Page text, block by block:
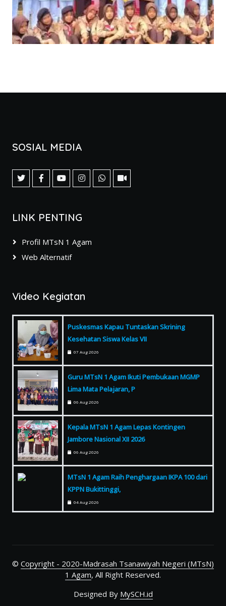
SOSIAL MEDIA
LINK PENTING
Profil MTsN 1 Agam
Web Alternatif
Video Kegiatan
Puskesmas Kapau Tuntaskan Skrining
Kesehatan Siswa Kelas VII
07 Aug 2026
Guru MTsN 1 Agam Ikuti Pembukaan MGMP
Lima Mata Pelajaran, P
06 Aug 2026
Kepala MTsN 1 Agam Lepas Kontingen
Jambore Nasional XII 2026
06 Aug 2026
MTsN 1 Agam Raih Penghargaan IKPA 100 dari
KPPN Bukittinggi,
04 Aug 2026
© Copyright - 2020-Madrasah Tsanawiyah Negeri (MTsN)
1 Agam, All Right Reserved.
Designed By MySCH.id